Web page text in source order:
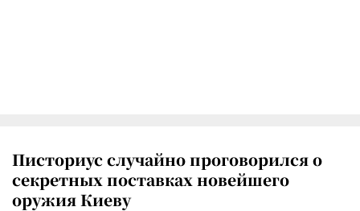
Писториус случайно проговорился о
секретных поставках новейшего
оружия Киеву